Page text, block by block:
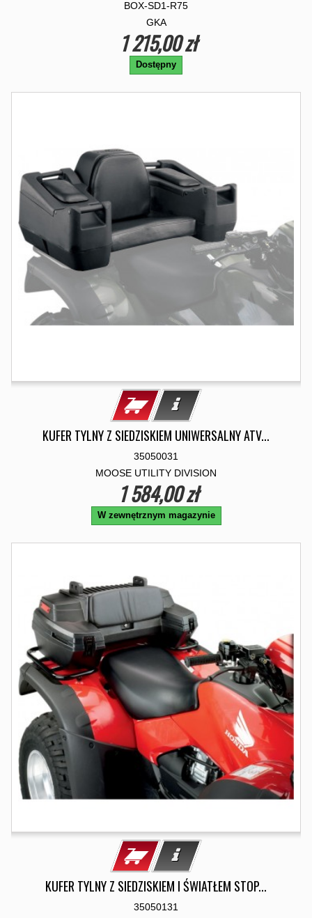
BOX-SD1-R75
GKA
1 215,00 zł
Dostępny
KUFER TYLNY Z SIEDZISKIEM UNIWERSALNY ATV...
35050031
MOOSE UTILITY DIVISION
1 584,00 zł
W zewnętrznym magazynie
KUFER TYLNY Z SIEDZISKIEM I ŚWIATŁEM STOP...
35050131